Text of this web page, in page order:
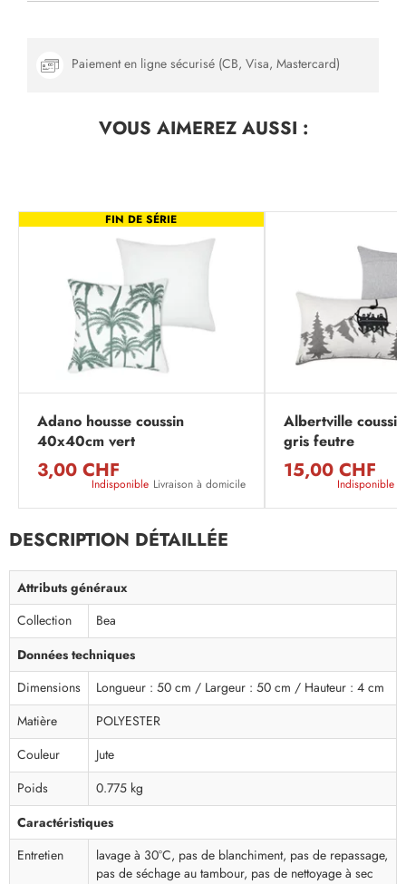
Paiement en ligne sécurisé (CB, Visa, Mastercard)
VOUS AIMEREZAUSSI :
FIN DE SÉRIE
Adano housse coussin
40x40cm vert
3,00 CHF
Indisponible Livraison à domicile
Albertville
gris feutre
15,00 CHF
Indisponible
DESCRIPTION DÉTAILLÉE
Attributs généraux
Collection Bea
Données techniques
Dimensions
Longueur : 50 cm / Largeur : 50 cm / Hauteur : 4 cm
Matière
POLYESTER
Couleur
Jute
Poids
0.775 kg
Caractéristiques
Entretien
lavage à 30°C, pas de blanchiment, pas de repassage,
pas de séchage au tambour, pas de nettoyage à sec